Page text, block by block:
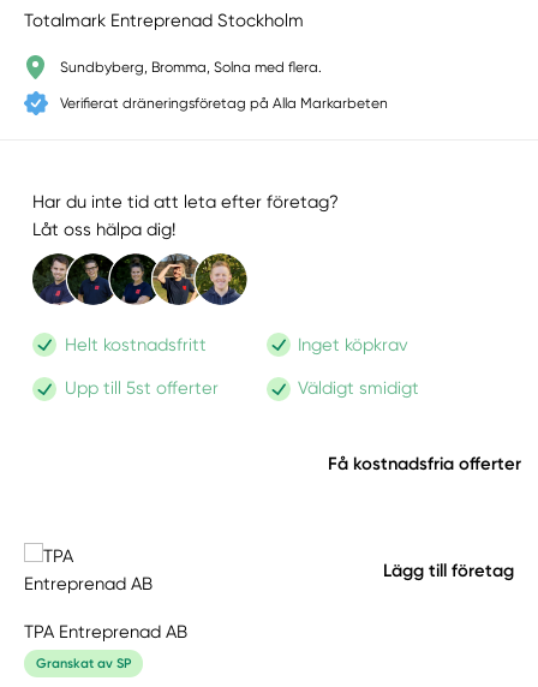
Totalmark Entreprenad Stockholm
Sundbyberg, Bromma, Solna med flera.
Verifierat dräneringsföretag på Alla Markarbeten
Har du inte tid att leta efter företag?
Låt oss hälpa dig!
Helt kostnadsfritt Inget köpkrav
Upp till 5st offerter Väldigt smidigt
Få kostnadsfria offerter
Lägg till företag
TPA Entreprenad AB
Granskat av SP